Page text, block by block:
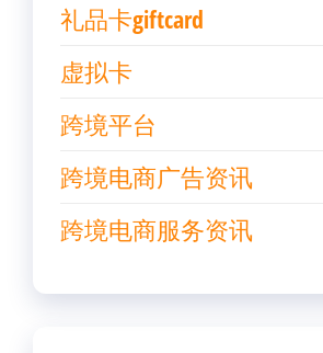
礼品卡giftcard
虚拟卡
跨境平台
跨境电商广告资讯
跨境电商服务资讯